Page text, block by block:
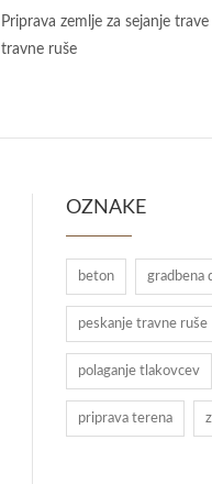
Priprava zemlje za sejanje
travne ruše
OZNAKE
beton gradbena
peskanje travne ruše
polaganje tlakovcev
priprava terena